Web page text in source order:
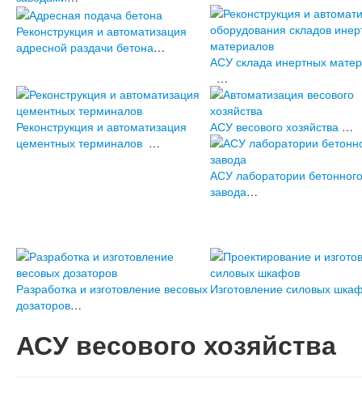
Реконструкция и автоматизация
адресной раздачи бетона…
АСУ склада инертных
…
Реконструкция и автоматизация
цементных терминалов …
АСУ весового хозяйства …
АСУ лаборатории бетонного
завода…
Разработка и изготовление весовых
дозаторов…
Изготовление силовых
АСУ весового хозяйства